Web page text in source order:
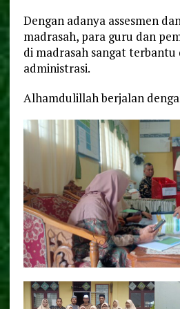
Dengan adanya assesmen
madrasah, para guru dan
di madrasah sangat terbantu
administrasi.
Alhamdulillah berjalan